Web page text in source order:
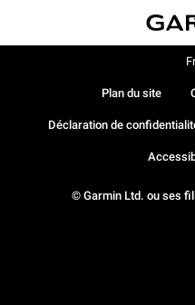
© Garmin Ltd. ou ses
Plan du site
Déclaration de